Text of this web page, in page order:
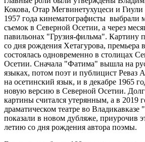
Кокова, Отар Мегвинетухуцеси и Гиули
1957 года кинематографисты выбрали
съемок в Северной Осетии, а через
павильонах "Грузия-фильма". Картину
со дня рождения Хетагурова, премьера
состоялась одновременно в столицах
Осетии. Сначала "Фатима" вышла на
языках, потом поэт и публицист Реваз
на осетинский язык, и в декабре 1965
новую версию в Северной Осетии.
картины считался утерянным, а в 2019
драматическом театре во
показали в новом дубляже, приурочив
летию со дня рождения автора поэмы.